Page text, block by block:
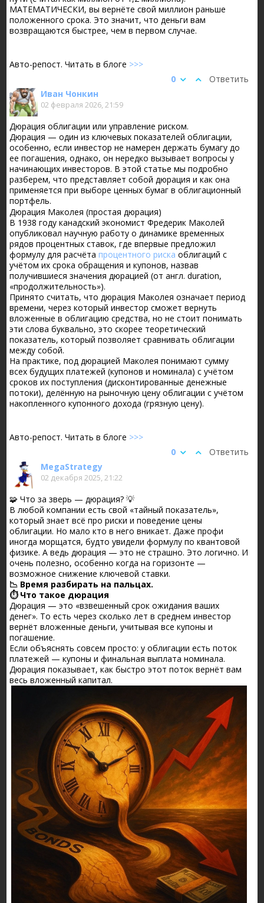
МАТЕМАТИЧЕСКИ, вы вернёте свой миллион раньше
положенного срока. Это значит, что деньги вам
возвращаются быстрее, чем в первом случае.
Авто-репост. Читать в блоге >>>
Ответить
0
Иван Чонкин
02 февраля 2026, 21:59
Дюрация облигации или управление риском.
Дюрация — один из ключевых показателей облигации,
особенно, если инвестор не намерен держать бумагу до
ее погашения, однако, он нередко вызывает вопросы у
начинающих инвесторов. В этой статье мы подробно
разберем, что представляет собой дюрация и как она
применяется при выборе ценных бумаг в облигационный
портфель.
Дюрация Маколея (простая дюрация)
В 1938 году канадский экономист Фредерик Маколей
опубликовал научную работу о динамике временных
рядов процентных ставок, где впервые предложил
формулу для расчётапроцентного риска облигаций с
учётом их срока обращения и купонов, назвав
получившиеся значения дюрацией (от англ. duration,
«продолжительность»).
Принято считать, что дюрация Маколея означает период
времени, через который инвестор сможет вернуть
вложенные в облигацию средства, но не стоит понимать
эти слова буквально, это скорее теоретический
показатель, который позволяет сравнивать облигации
между собой.
На практике, под дюрацией Маколея понимают сумму
всех будущих платежей (купонов и номинала) с учётом
сроков их поступления (дисконтированные денежные
потоки), делённую на рыночную цену облигации с учётом
накопленного купонного дохода (грязную цену).
Авто-репост. Читать в блоге >>>
Ответить
0
MegaStrategy
02 декабря 2025, 21:22
🧩 Что за зверь — дюрация? 💡
В любой компании есть свой «тайный показатель»,
который знает всё про риски и поведение цены
облигации. Но мало кто в него вникает. Даже профи
иногда морщатся, будто увидели формулу по квантовой
физике. А ведь дюрация — это не страшно. Это логично. И
очень полезно, особенно когда на горизонте —
возможное снижение ключевой ставки.
📉 Время разбирать на пальцах.
⏱️ Что такое дюрация
Дюрация — это «взвешенный срок ожидания ваших
денег». То есть через сколько лет в среднем инвестор
вернёт вложенные деньги, учитывая все купоны и
погашение.
Если объяснять совсем просто: у облигации есть поток
платежей — купоны и финальная выплата номинала.
Дюрация показывает, как быстро этот поток вернёт вам
весь вложенный капитал.